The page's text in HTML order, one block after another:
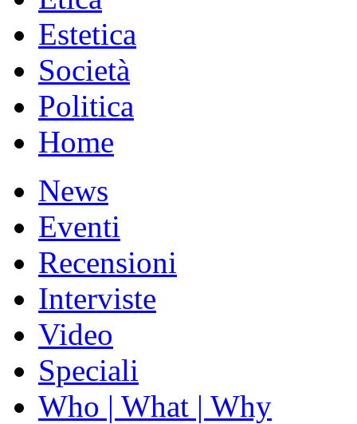
Estetica
Società
Politica
Home
News
Eventi
Recensioni
Interviste
Video
Speciali
Who | What | Why